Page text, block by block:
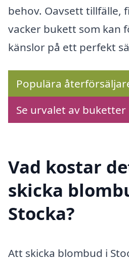
behov. Oavsett tillfälle,
vacker bukett som kan
känslor på ett perfekt
Populära
Se urvalet av buketter
Vad kostar
skicka
Stocka?
Att skicka blombud i